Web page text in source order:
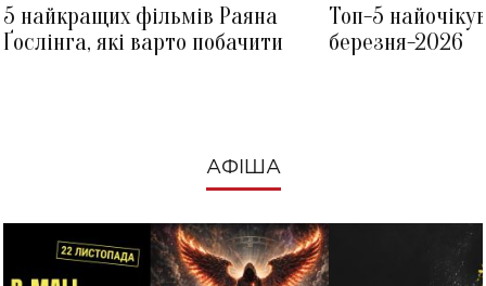
5 найкращих фільмів Раяна
Ґослінга, які варто побачити
Топ-5
березня-2026
АФІША